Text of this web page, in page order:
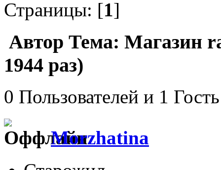
Страницы: [1]
Автор Тема: Магазин
1944 раз)
0 Пользователей и 1
Morzhatina